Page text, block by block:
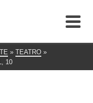
» TEATRO »
10